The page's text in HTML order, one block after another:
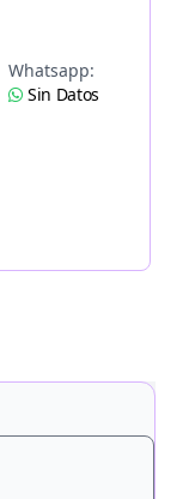
Whatsapp:
Sin Datos